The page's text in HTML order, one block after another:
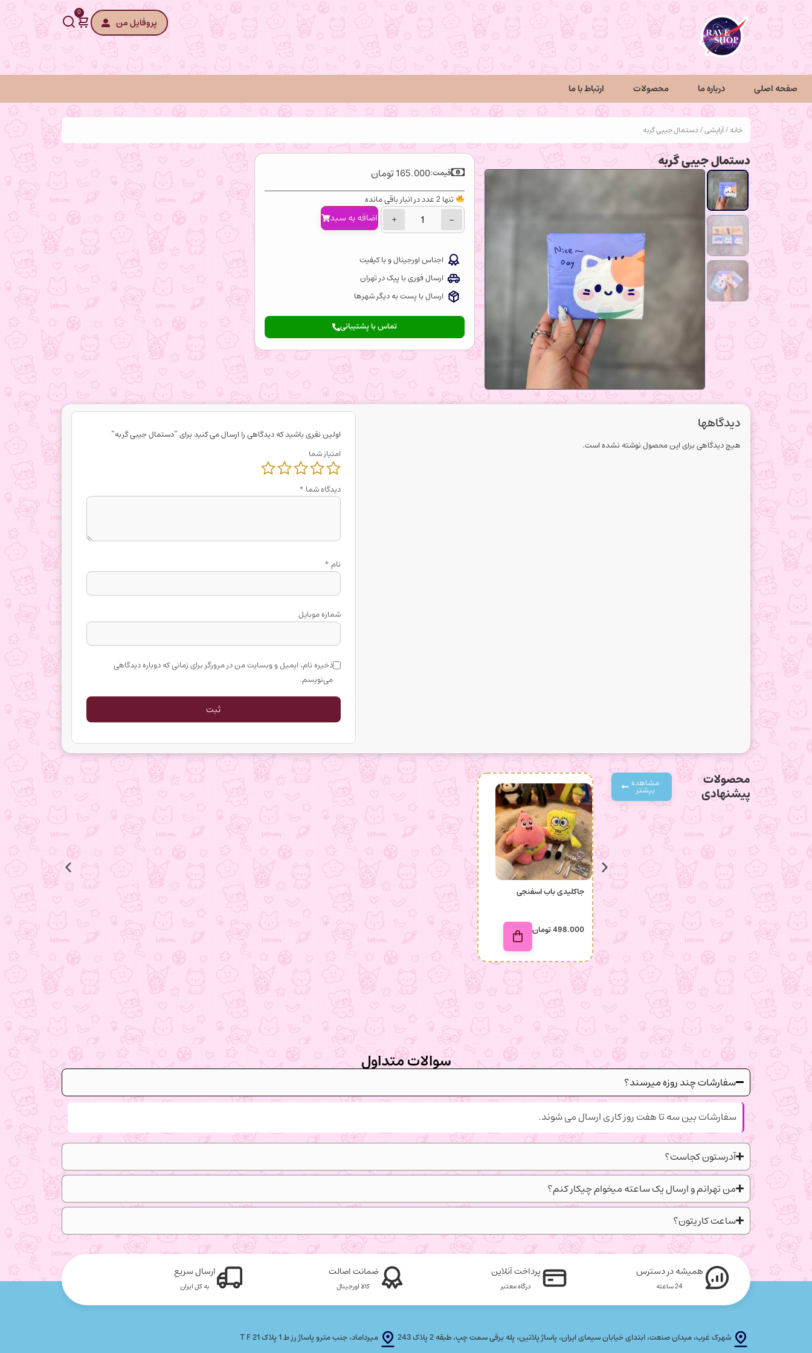
0
پروفایل من
صفحه اصلی درباره ما محصولات ارتباط با ما
خانه/آرایشی/ دستمال جیبی گربه
دستمال جیبی گربه
قیمت:165.000تومان
تنها 2 عدد در انبار باقی مانده
−
+ اضافه‌ به سبد
اجناس اورجینال و با کیفیت
ارسال فوری با پیک در تهران
ارسال با پست به دیگر شهرها
تماس با پشتیبانی
دیدگاهها
هیچ دیدگاهی برای این محصول نوشته نشده است.
اولین نفری باشید که دیدگاهی را ارسال می کنید برای “دستمال جیبی گربه”
امتیاز شما
دیدگاه شما *
نام*
شماره موبایل
ذخیره نام، ایمیل و وبسایت من در مرورگر برای زمانی که دوباره دیدگاهی
می‌نویسم.
محصولات
پیشنهادی
مشاهده
بیشتر
جاکلیدی باب اسفنجی
498.000تومان
انگشتر ستاره
398.000 تومان
سوالات متداول
سفارشات چند روزه میرسند؟
سفارشات بین سه تا هفت روز کاری ارسال می شوند.
آدرستون کجاست؟
من تهرانم و ارسال یک ساعته میخوام چیکار کنم؟
ساعت کاریتون؟
همیشه در دسترس
24 ساعته
پرداخت آنلاین
درگاه معتبر
ضمانت اصالت
کالا اورجینال
ارسال سریع
به کل ایران
شهرک غرب، میدان صنعت، ابتدای خیابان سیمای ایران، پاساژ پلاتین، پله برقی سمت چپ، طبقه 2 پلاک 243 میرداماد، جنب مترو پاساژ رز ط 1 پلاک T F 21